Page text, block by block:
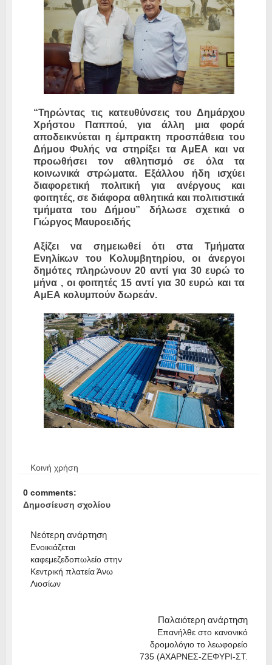
“Τηρώντας τις κατευθύνσεις του Δημάρχου
Χρήστου Παππού, για άλλη μια φορά
αποδεικνύεται η έμπρακτη προσπάθεια του
Δήμου Φυλής να στηρίξει τα ΑμΕΑ και να
προωθήσει τον αθλητισμό σε όλα τα
κοινωνικά στρώματα. Εξάλλου ήδη ισχύει
διαφορετική πολιτική για ανέργους και
φοιτητές, σε διάφορα αθλητικά και πολιτιστικά
τμήματα του Δήμου” δήλωσε σχετικά ο
Γιώργος Μαυροειδής
Αξίζει να σημειωθεί ότι στα Τμήματα
Ενηλίκων του Κολυμβητηρίου, οι άνεργοι
δημότες πληρώνουν 20 αντί για 30 ευρώ το
μήνα , οι φοιτητές 15 αντί για 30 ευρώ και τα
ΑμΕΑ κολυμπούν δωρεάν.
Κοινή χρήση
0 comments:
Δημοσίευση σχολίου
Νεότερη ανάρτηση
Ενοικιάζεται
καφεμεζεδοπωλείο στην
Κεντρική πλατεία Άνω
Λιοσίων
Παλαιότερη ανάρτηση
Επανήλθε στο κανονικό
δρομολόγιο το λεωφορείο
735 (ΑΧΑΡΝΕΣ-ΖΕΦΥΡΙ-ΣΤ.